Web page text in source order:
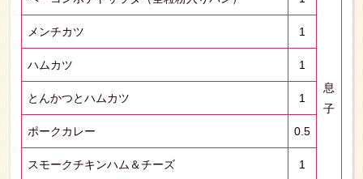
息
子
メンチカツ 1
ハムカツ 1
とんかつとハムカツ 1
ポークカレー 0.5
スモークチキンハム＆チーズ 1